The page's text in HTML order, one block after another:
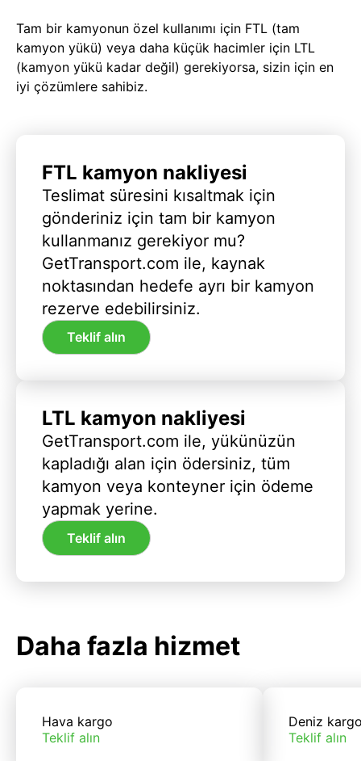
Tam bir kamyonun özel kullanımı için FTL (tam
kamyon yükü) veya daha küçük hacimler için LTL
(kamyon yükü kadar değil) gerekiyorsa, sizin için en
iyi çözümlere sahibiz.
FTL kamyon nakliyesi
Teslimat süresini kısaltmak için
gönderiniz için tam bir kamyon
kullanmanız gerekiyor mu?
GetTransport.com ile, kaynak
noktasından hedefe ayrı bir kamyon
rezerve edebilirsiniz.
Teklif alın
LTL kamyon nakliyesi
GetTransport.com ile, yükünüzün
kapladığı alan için ödersiniz, tüm
kamyon veya konteyner için ödeme
yapmak yerine.
Teklif alın
Daha fazla hizmet
Hava kargo
Teklif alın
Deniz
Teklif alın